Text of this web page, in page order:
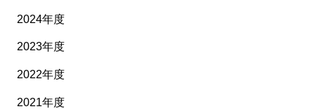
2024年度
2023年度
2022年度
2021年度